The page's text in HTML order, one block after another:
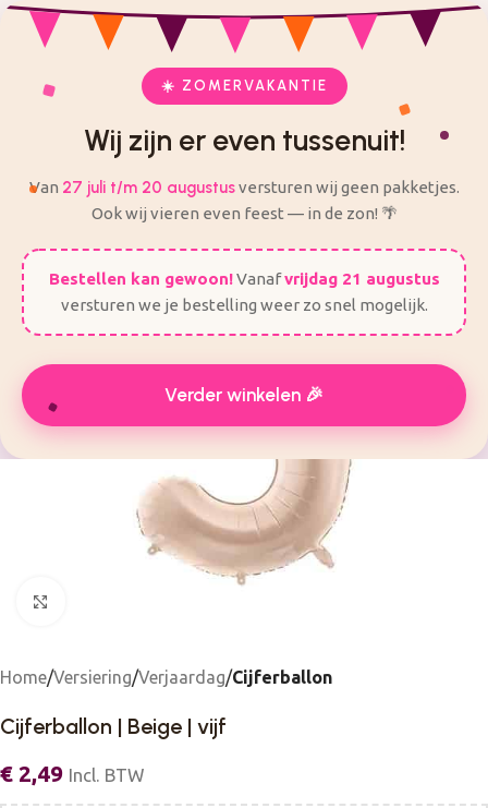
☀️ ZOMERVAKANTIE
Wij zijn er even tussenuit!
Van 27 juli t/m 20 augustusversturen wij geen pakketjes.
Ook wij vieren even feest — in de zon! 🌴
Bestellen kan gewoon!Vanafvrijdag 21 augustus
versturen we je bestelling weer zo snel mogelijk.
Verder winkelen 🎉
checkVeilig en eenvoudig bestellen checkAlles voor je feest op één plek
zijn er even tussenuit! Van 27 Juli t/m 20 augustus worden
er geen bestellingen verzonden.
Home Versiering Verjaardag Cijferballon
Cijferballon | Beige | vijf
€ 2,49 Incl. BTW